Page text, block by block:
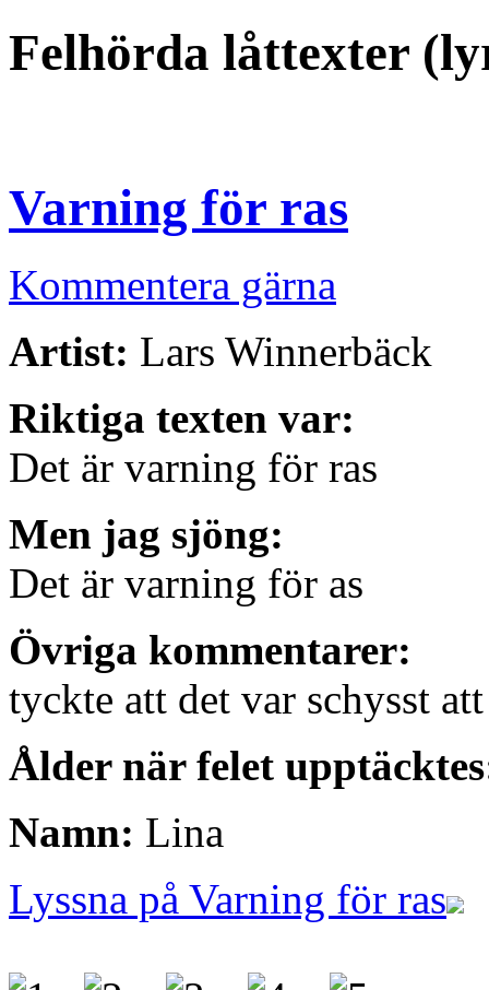
Felhörda låttexter
Varning för ras
Kommentera gärna
Artist: Lars Winnerbäck
Riktiga texten var:
Det är varning för ras
Men jag sjöng:
Det är varning för as
Övriga kommentarer:
tyckte att det var schysst
Ålder när felet
Namn: Lina
Lyssna på Varning för ras